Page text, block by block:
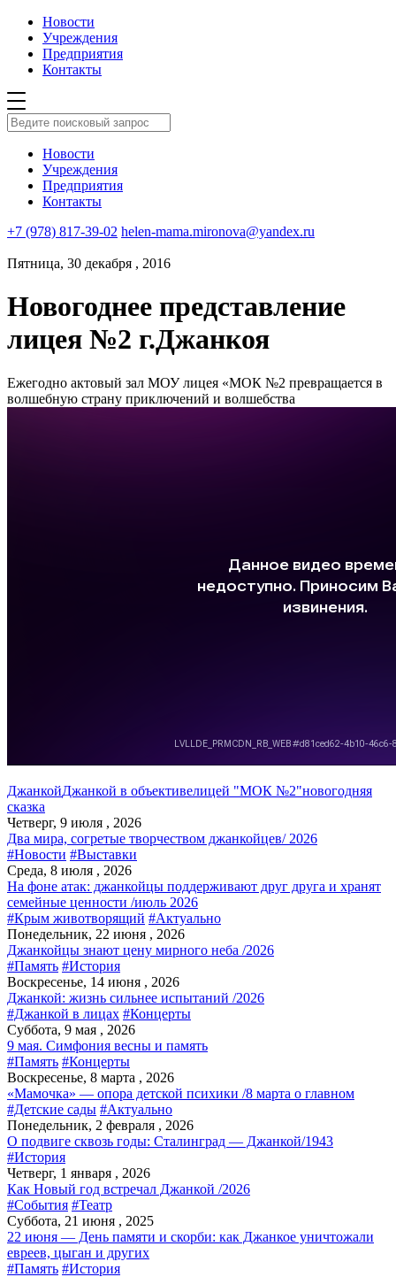
Новости
Учреждения
Предприятия
Контакты
Новости
Учреждения
Предприятия
Контакты
+7 (978) 817-39-02 helen-mama.mironova@yandex.ru
Пятница, 30 декабря , 2016
Новогоднее представление
лицея №2 г.Джанкоя
Ежегодно актовый зал МОУ лицея «МОК №2 превращается в
волшебную страну приключений и волшебства
ДжанкойДжанкой в объективелицей "МОК №2"новогодняя
сказка
Четверг, 9 июля , 2026
Два мира, согретые творчеством джанкойцев/ 2026
#Новости #Выставки
Среда, 8 июля , 2026
На фоне атак: джанкойцы поддерживают друг друга и хранят
семейные ценности /июль 2026
#Крым животворящий #Актуально
Понедельник, 22 июня , 2026
Джанкойцы знают цену мирного неба /2026
#Память #История
Воскресенье, 14 июня , 2026
Джанкой: жизнь сильнее испытаний /2026
#Джанкой в лицах #Концерты
Суббота, 9 мая , 2026
9 мая. Симфония весны и память
#Память #Концерты
Воскресенье, 8 марта , 2026
«Мамочка» — опора детской психики /8 марта о главном
#Детские сады #Актуально
Понедельник, 2 февраля , 2026
О подвиге сквозь годы: Сталинград — Джанкой/1943
#История
Четверг, 1 января , 2026
Как Новый год встречал Джанкой /2026
#События #Театр
Суббота, 21 июня , 2025
22 июня — День памяти и скорби: как Джанкое уничтожали
евреев, цыган и других
#Память #История